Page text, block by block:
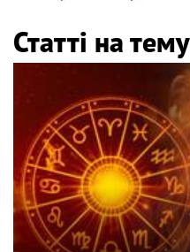
Статті на тему